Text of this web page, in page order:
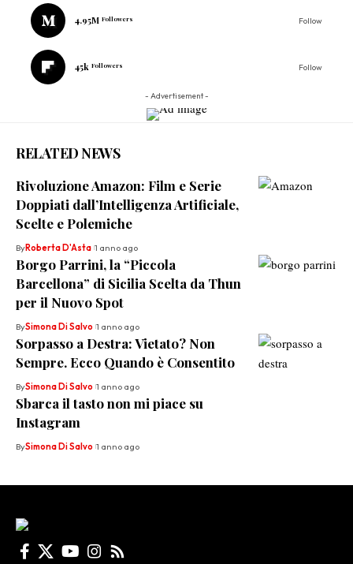
4.95M Followers Follow
45k Followers Follow
- Advertisement -
RELATED NEWS
Rivoluzione Amazon: Film e Serie
Doppiati dall’Intelligenza Artificiale,
Scelte e Polemiche
ByRoberta D'Asta 1 anno ago
Borgo Parrini, la “Piccola
Barcellona” di Sicilia Scelta da Thun
per il Nuovo Spot
BySimona Di Salvo 1 anno ago
Sorpasso a Destra: Vietato? Non
Sempre. Ecco Quando è Consentito
BySimona Di Salvo 1 anno ago
Sbarca il tasto non mi piace su
Instagram
BySimona Di Salvo 1 anno ago